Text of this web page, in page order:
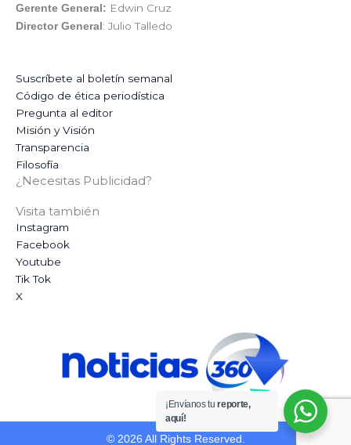
Gerente General: Edwin Cruz
Director General : Julio Talledo
Suscríbete al boletín semanal
Código de ética periodística
Pregunta al editor
Misión y Visión
Transparencia
Filosofía
¿Necesitas Publicidad?
Visita también
Instagram
Facebook
Youtube
Tik Tok
X
© 2026 All Rights Reserved.
¡Envíanos tureporte,
aquí!